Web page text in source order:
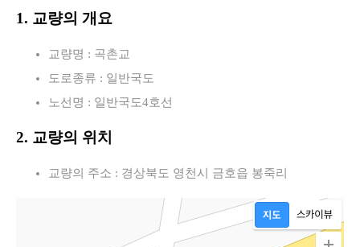
1. 교량의 개요
교량명 : 곡촌교
도로종류 : 일반국도
노선명 : 일반국도4호선
2. 교량의 위치
교량의 주소 : 경상북도 영천시 금호읍 봉죽리